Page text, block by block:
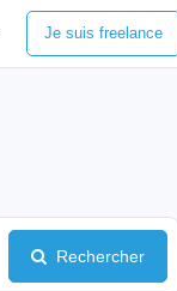
Je suis freelance
Rechercher